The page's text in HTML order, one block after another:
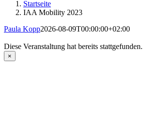
Startseite
IAA Mobility 2023
Paula Kopp2026-08-09T00:00:00+02:00
Diese Veranstaltung hat bereits stattgefunden.
×